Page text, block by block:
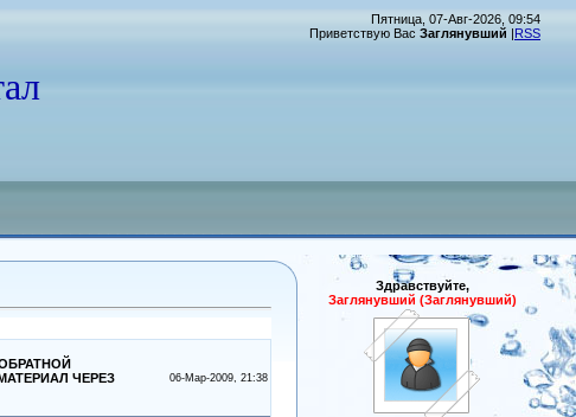
Пятница, 07-Авг-2026, 09:54
Приветствую Вас Заглянувший |RSS
ЧЕРЕЗ
06-Мар-2009, 21:38
Здравствуйте,
Заглянувший (Заглянувший)